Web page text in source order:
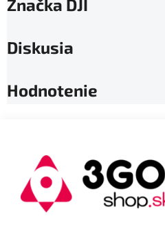
Značka DJI
Diskusia
Hodnotenie